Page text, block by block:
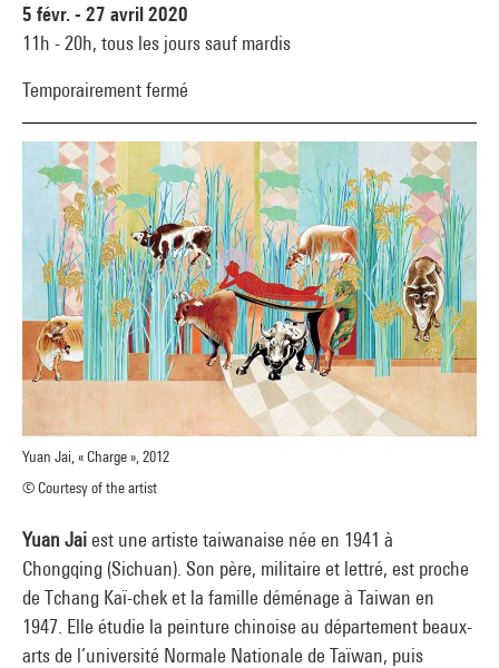
Yuan Jai, « Charge », 2012
© Courtesy of the artist
Yuan Jaiest une artiste taiwanaise née en 1941 à
Chongqing (Sichuan). Son père, militaire et lettré, est proche
de Tchang Kaï-chek et la famille déménage à Taiwan en
1947. Elle étudie la peinture chinoise au département beaux-
arts de l’université Normale Nationale de Taïwan, puis
5 févr. - 27 avril 2020
11h - 20h, tous les jours sauf mardis
Temporairement fermé